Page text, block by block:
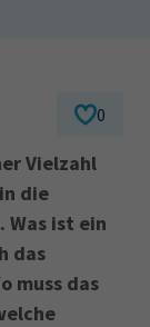
0
Vielzahl
die
ist ein
das
muss das